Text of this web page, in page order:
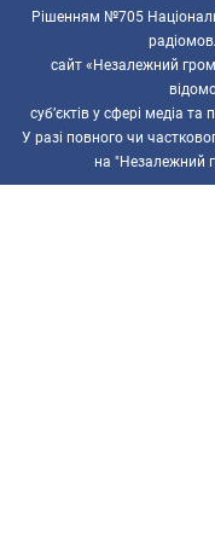
Рішенням №705
сайт «Незалежний
суб’єктів у сфері медіа
У разі повного чи
на "Незалежний